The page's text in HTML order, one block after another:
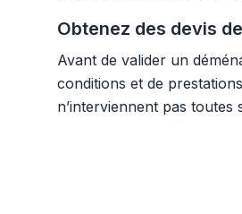
Obtenez des devis
Avant de valider un
conditions et de
n’interviennent pas